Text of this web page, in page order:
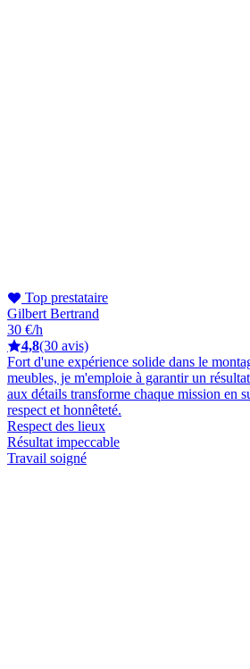
Top prestataire
Gilbert Bertrand
30 €/h
4,8(30 avis)
Fort d'une expérience solide dans le
meubles, je m'emploie à garantir un
aux détails transforme chaque mission en
respect et honnêteté.
Respect des lieux
Résultat impeccable
Travail soigné